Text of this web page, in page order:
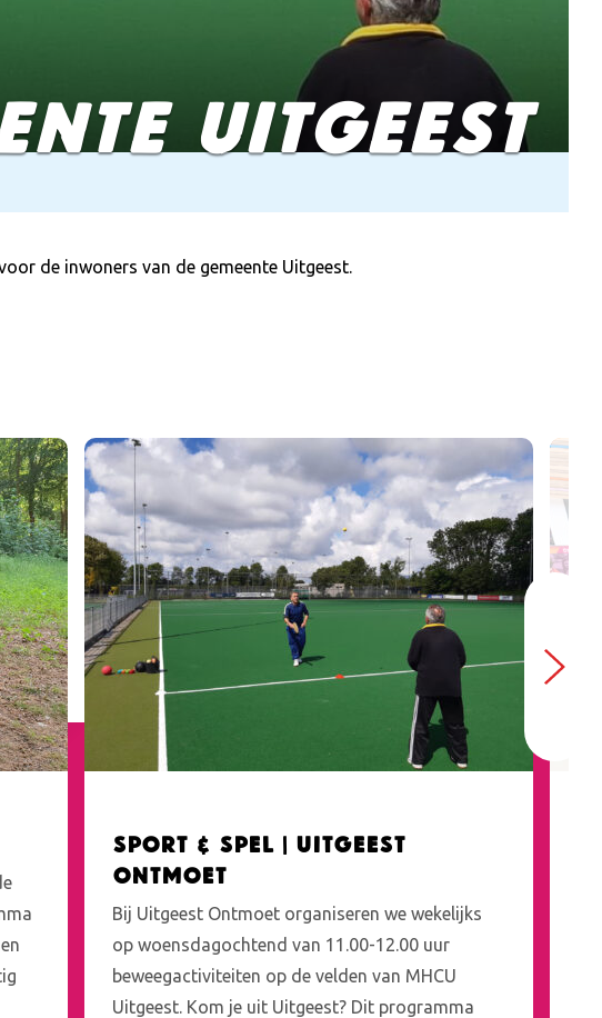
UITGEEST
de inwoners van de gemeente Uitgeest.
Sport & Spel | Uitgeest
Ontmoet
Bij Uitgeest Ontmoet organiseren we wekelijks
op woensdagochtend van 11.00-12.00 uur
beweegactiviteiten op de velden van MHCU
Uitgeest. Kom je uit Uitgeest? Dit programma